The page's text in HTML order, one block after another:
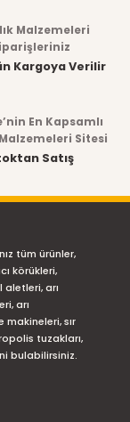
Malzemeleri
Kargoya Verilir
En Kapsamlı
Malzemeleri Sitesi
Satış
tüm ürünler,
körükleri,
aletleri, arı
arı
sır
tuzakları,
bulabilirsiniz.